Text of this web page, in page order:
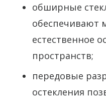
обширные
обеспечивают
естественное
пространств;
передовые
остекления